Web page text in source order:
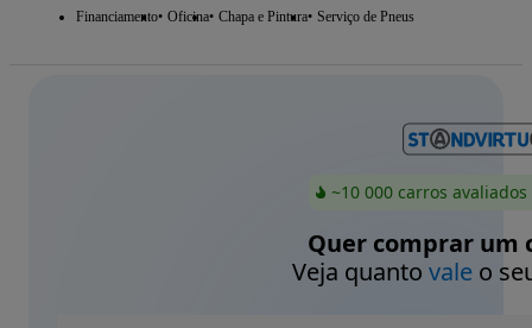
Financiamento Oficina Chapa e Pintura Serviço de Pneus
~10 000 carros
Quer comprar um
Veja quanto valeo